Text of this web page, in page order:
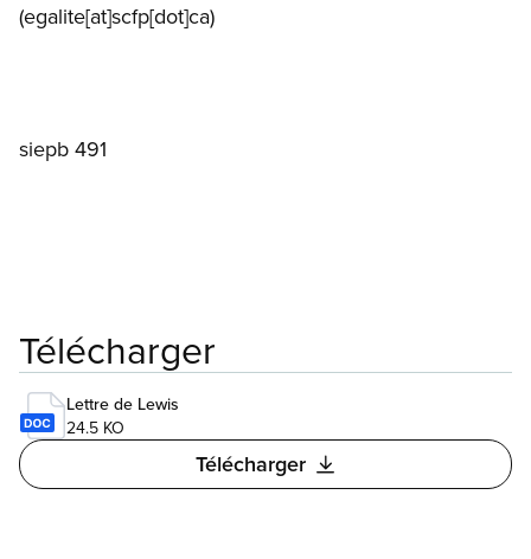
(egalite[at]scfp[dot]ca)
siepb 491
Télécharger
Lettre de Lewis
24.5 KO
Télécharger